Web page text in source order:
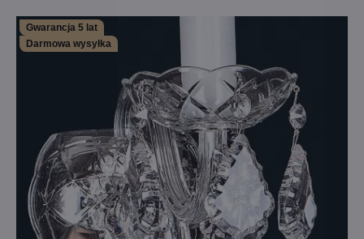
Gwarancja 5 lat
Darmowa wysyłka